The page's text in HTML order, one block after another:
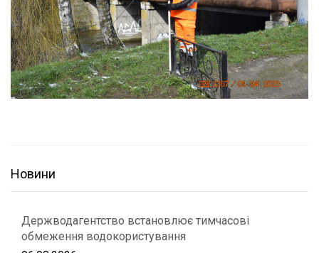
Новини
Держводагентство встановлює тимчасові
обмеження водокористування